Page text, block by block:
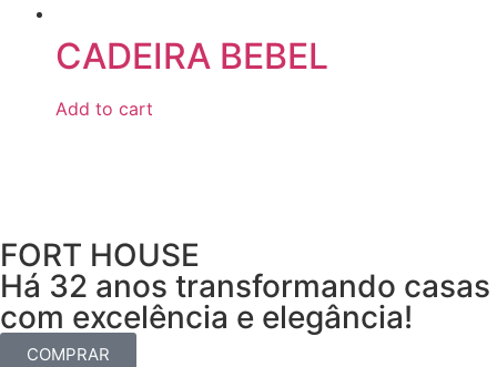
CADEIRA BEBEL
Add to cart
FORT HOUSE
Há 32 anos transformando casas
com excelência e elegância!
COMPRAR